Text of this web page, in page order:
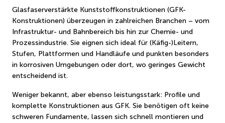
Glasfaserverstärkte Kunststoffkonstruktionen (GFK-
Konstruktionen) überzeugen in zahlreichen Branchen – vom
Infrastruktur- und Bahnbereich bis hin zur Chemie- und
Prozessindustrie. Sie eignen sich ideal für (Käfig-)Leitern,
Stufen, Plattformen und Handläufe und punkten besonders
in korrosiven Umgebungen oder dort, wo geringes Gewicht
entscheidend ist.
Weniger bekannt, aber ebenso leistungsstark: Profile und
komplette Konstruktionen aus GFK. Sie benötigen oft keine
schweren Fundamente, lassen sich schnell montieren und